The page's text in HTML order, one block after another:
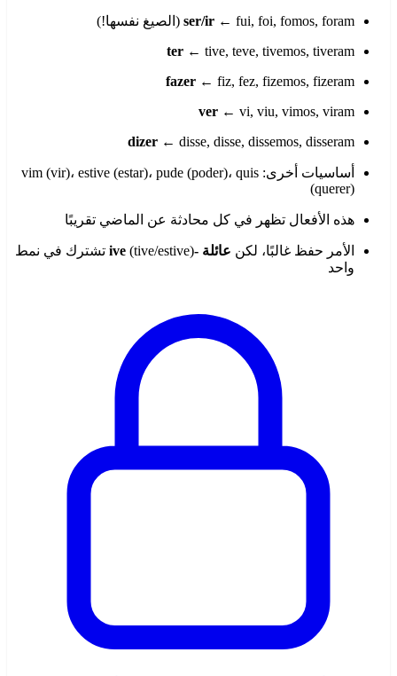
ser/ir ← fui, foi, fomos, foram (الصيغ نفسها!)
ter ← tive, teve, tivemos, tiveram
fazer ← fiz, fez, fizemos, fizeram
ver ← vi, viu, vimos, viram
dizer ← disse, disse, dissemos, disseram
أساسيات أخرى: vim (vir)، estive (estar)، pude (poder)، quis
(querer)
هذه الأفعال تظهر في كل محادثة عن الماضي تقريبًا
الأمر حفظ غالبًا، لكن عائلة -ive
(tive/estive) تشترك في نمط
واحد